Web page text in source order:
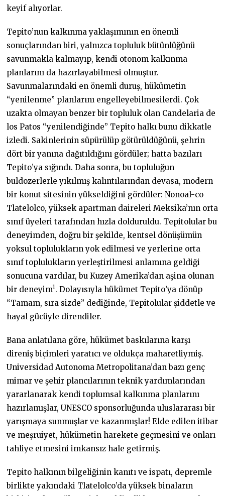
keyif alıyorlar.
Tepito’nun kalkınma yaklaşımının en önemli
sonuçlarından biri, yalnızca topluluk bütünlüğünü
savunmakla kalmayıp, kendi otonom kalkınma
planlarını da hazırlayabilmesi olmuştur.
Savunmalarındaki en önemli duruş, hükümetin
“yenilenme” planlarını engelleyebilmesilerdi. Çok
uzakta olmayan benzer bir topluluk olan Candelaria de
los Patos “yenilendiğinde” Tepito halkı bunu dikkatle
izledi. Sakinlerinin süpürülüp götürüldüğünü, şehrin
dört bir yanına dağıtıldığını gördüler; hatta bazıları
Tepito’ya sığındı. Daha sonra, bu topluluğun
buldozerlerle yıkılmış kalıntılarından devasa, modern
bir konut sitesinin yükseldiğini gördüler: Nonoal-co
Tlatelolco, yüksek apartman daireleri Meksika’nın orta
sınıf üyeleri tarafından hızla dolduruldu. Tepitolular bu
deneyimden, doğru bir şekilde, kentsel dönüşümün
yoksul toplulukların yok edilmesi ve yerlerine orta
sınıf toplulukların yerleştirilmesi anlamına geldiği
sonucuna vardılar, bu Kuzey Amerika’dan aşina olunan
bir deneyim1. Dolayısıyla hükümet Tepito’ya dönüp
“Tamam, sıra sizde” dediğinde, Tepitolular şiddetle ve
hayal gücüyle direndiler.
Bana anlatılana göre, hükümet baskılarına karşı
direniş biçimleri yaratıcı ve oldukça maharetliymiş.
Universidad Autonoma Metropolitana’dan bazı genç
mimar ve şehir plancılarının teknik yardımlarından
yararlanarak kendi toplumsal kalkınma planlarını
hazırlamışlar, UNESCO sponsorluğunda uluslararası bir
yarışmaya sunmuşlar ve kazanmışlar! Elde edilen itibar
ve meşruiyet, hükümetin harekete geçmesini ve onları
tahliye etmesini imkansız hale getirmiş.
Tepito halkının bilgeliğinin kanıtı ve ispatı, depremle
birlikte yakındaki Tlatelolco’da yüksek binaların